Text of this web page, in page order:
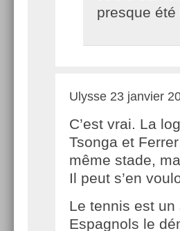
presque
Ulysse 23 janvier
C’est vrai. La
Tsonga et
même stade,
Il peut s’en
Le tennis est
Espagnols le